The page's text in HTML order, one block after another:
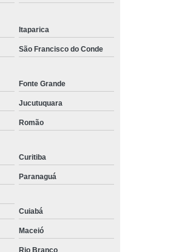
Carros
e Caminhões
de Frotas
com Tecnologia Gps
de Frotas
Frota Gps
de Carros
Itaparica
São Francisco do Conde
Fonte Grande
Jucutuquara
Romão
Curitiba
Paranaguá
Cuiabá
Maceió
Rio Branco